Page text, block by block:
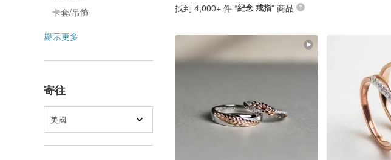
卡套/吊飾
顯示更多
寄往
美國
找到 4,000+ 件 “紀念 戒指” 商品